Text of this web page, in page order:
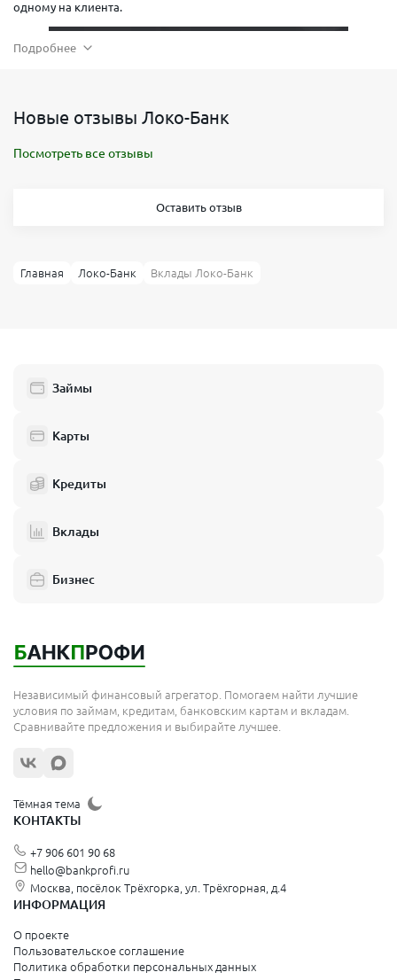
одному на клиента.
Рассмотрим, какие вклады есть в Локо-Банке и чем они
отличаются
«Локо‑Вклад»
классический вклад с выбором
срока
«Новые
Досрочное закрытие приводит к пересчёту процента.
Подробнее
Новые отзывы Локо-Банк
Посмотреть все отзывы
Оставить отзыв
Главная Локо-Банк Вклады Локо-Банк
Займы
Карты
Кредиты
Вклады
Бизнес
Независимый финансовый агрегатор. Помогаем найти лучшие
условия по займам, кредитам, банковским картам и вкладам.
Сравнивайте предложения и выбирайте лучшее.
Тёмная тема
КОНТАКТЫ
+7 906 601 90 68
hello@bankprofi.ru
Москва, посёлок Трёхгорка, ул. Трёхгорная, д.4
ИНФОРМАЦИЯ
О проекте
Пользовательское соглашение
Политика обработки персональных данных